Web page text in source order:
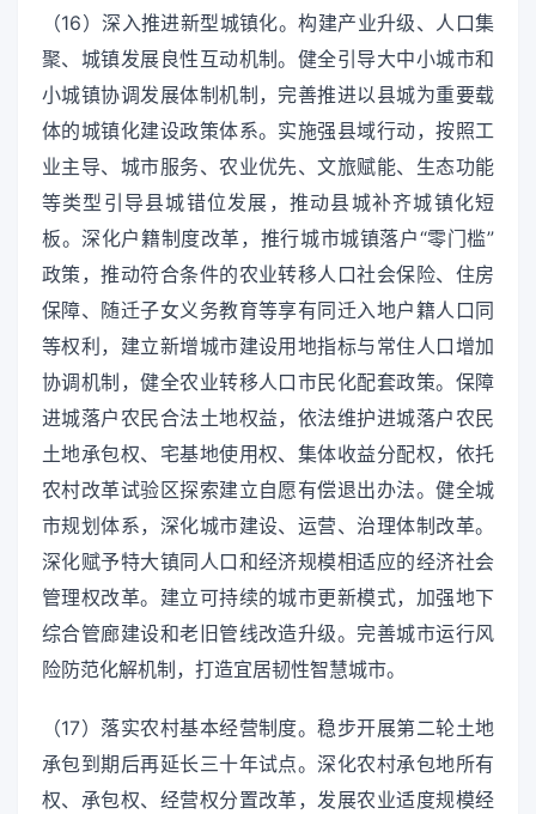
（16）深入推进新型城镇化。构建产业升级、人口集
聚、城镇发展良性互动机制。健全引导大中小城市和
小城镇协调发展体制机制，完善推进以县城为重要载
体的城镇化建设政策体系。实施强县域行动，按照工
业主导、城市服务、农业优先、文旅赋能、生态功能
等类型引导县城错位发展，推动县城补齐城镇化短
板。深化户籍制度改革，推行城市城镇落户“零门槛”
政策，推动符合条件的农业转移人口社会保险、住房
保障、随迁子女义务教育等享有同迁入地户籍人口同
等权利，建立新增城市建设用地指标与常住人口增加
协调机制，健全农业转移人口市民化配套政策。保障
进城落户农民合法土地权益，依法维护进城落户农民
土地承包权、宅基地使用权、集体收益分配权，依托
农村改革试验区探索建立自愿有偿退出办法。健全城
市规划体系，深化城市建设、运营、治理体制改革。
深化赋予特大镇同人口和经济规模相适应的经济社会
管理权改革。建立可持续的城市更新模式，加强地下
综合管廊建设和老旧管线改造升级。完善城市运行风
险防范化解机制，打造宜居韧性智慧城市。
（17）落实农村基本经营制度。稳步开展第二轮土地
承包到期后再延长三十年试点。深化农村承包地所有
权、承包权、经营权分置改革，发展农业适度规模经